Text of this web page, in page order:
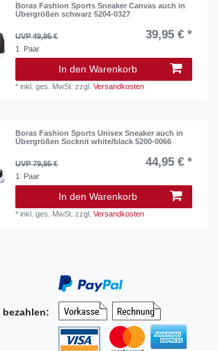
Boras Fashion Sports Sneaker Canvas auch in
Übergrößen schwarz 5204-0327
UVP 49,95 € 39,95 € *
1 Paar
In den Warenkorb
*inkl. ges. MwSt. zzgl.Versandkosten
Boras Fashion Sports Unisex Sneaker auch in
Übergrößen Socknit white/black 5200-0066
UVP 79,95 € 44,95 € *
1 Paar
In den Warenkorb
*inkl. ges. MwSt. zzgl.Versandkosten
bezahlen: